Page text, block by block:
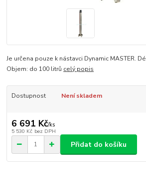
Je určena pouze k nástavci Dynamic MASTER.
Objem: do 100 litrů celý popis
Dostupnost Není skladem
6 691 Kč/ks
5 530 Kč bez DPH
Přidat do košíku